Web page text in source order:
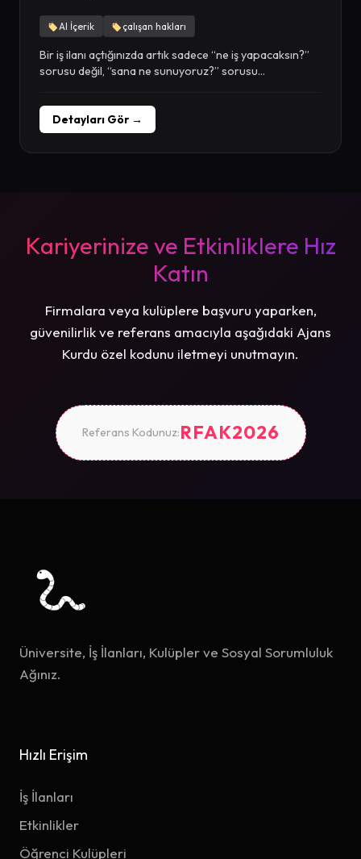
AI İçerik çalışan hakları
Bir iş ilanı açtığınızda artık sadece “ne iş yapacaksın?”
sorusu değil, “sana ne sunuyoruz?” sorusu...
Detayları Gör →
Kariyerinize ve Etkinliklere Hız
Katın
Firmalara veya kulüplere başvuru yaparken,
güvenilirlik ve referans amacıyla aşağıdaki Ajans
Kurdu özel kodunu iletmeyi unutmayın.
Referans Kodunuz:RFAK2026
Üniversite, İş İlanları, Kulüpler ve Sosyal Sorumluluk
Ağınız.
Hızlı Erişim
İş İlanları
Etkinlikler
Öğrenci Kulüpleri